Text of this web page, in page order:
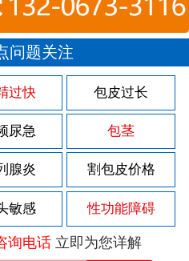
问题关注
过快 包皮过长
尿急 包茎
腺炎 割包皮价格
敏感 性功能障碍
询电话立即为您详解